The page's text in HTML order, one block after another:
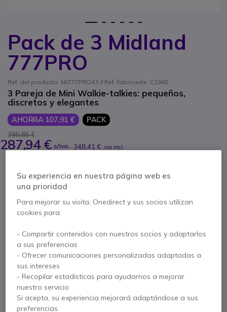
Pack de 3 Midland
777PRO
Ref. del producto: MI777PROX3 // Ref. fabricante: C1365
3 Pareja de Mini Walkie-talkies: pequeños,
discretos y elegantes
AHORRA 107,91 € PACK
395,85 €
287,94 € s/Iva- 348,41 € Iva incl.
AÑADIR AL CARRITO
PRESUPUESTO EN 4 H
Más de 100 productos
Entrega:24/48 h
Incluido en este pack:
x3 Midland 777PRO
Saltar al comienzo de la galería de imágenes
Su experiencia en nuestra página web es
una prioridad
Para mejorar su visita, Onedirect y sus socios utilizan
cookies para:
- Compartir contenidos con nuestros socios y adaptarlos
a sus preferencias
- Ofrecer comunicaciones personalizadas adaptadas a
sus intereses
- Recopilar estadísticas para ayudarnos a mejorar
nuestro servicio
Si acepta, su experiencia mejorará adaptándose a sus
preferencias.